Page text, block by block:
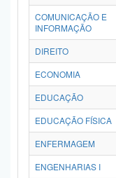
COMUNICAÇÃO E
INFORMAÇÃO
DIREITO
ECONOMIA
EDUCAÇÃO
EDUCAÇÃO FÍSICA
ENFERMAGEM
ENGENHARIAS I